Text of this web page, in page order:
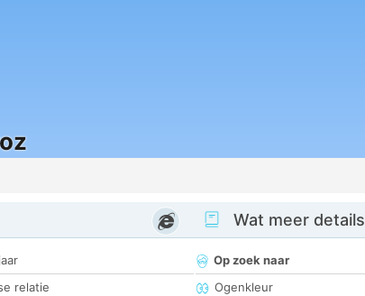
relatie
Wat meer details
Op zoek naar
Ogenkleur